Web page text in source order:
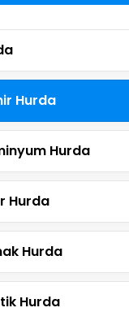
Hurda
Hurda
Hurda
Hurda
Hurda